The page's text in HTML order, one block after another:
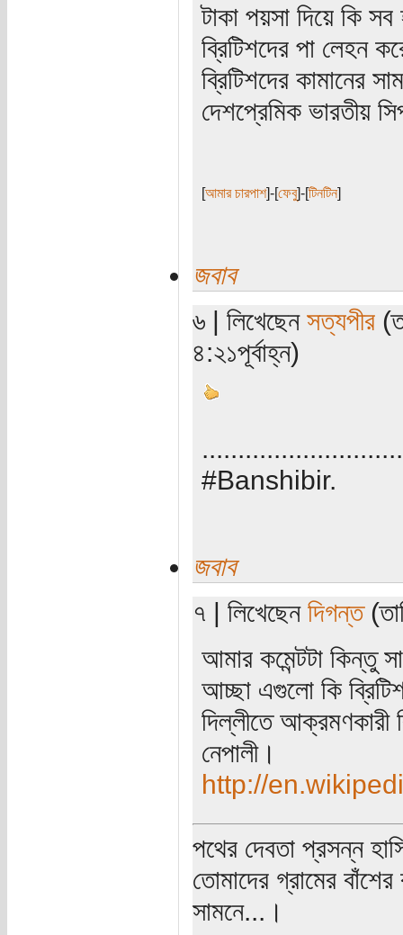
টাকা পয়সা দিয়ে কি
ব্রিটিশদের পা লেহন
ব্রিটিশদের কামানের
দেশপ্রেমিক ভারতীয়
আমার চারপাশ]-[ ফেবু]-[ টিনটিন]
জবাব
৬ | লিখেছেন সত্যপীর
৪:২১পূর্বাহ্ন)
#Banshibir.
জবাব
৭ | লিখেছেন দিগন্ত
আমার কমেন্টটা কিন্তু
আচ্ছা এগুলো কি
দিল্লীতে আক্রমণকারী
নেপালী।
http://
পথের দেবতা প্রসন্ন
তোমাদের গ্রামের
সামনে...।